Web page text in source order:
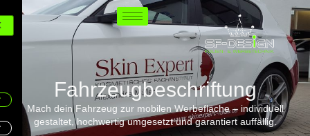
Fahrzeugbeschriftung
Mach dein Fahrzeug zur mobilen Werbefläche – individuell
gestaltet, hochwertig umgesetzt und garantiert auffällig.